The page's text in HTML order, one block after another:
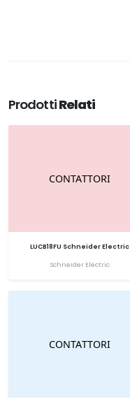
ProdottiRelati
LUCB18FU Schneider Electric
Schneider Electric